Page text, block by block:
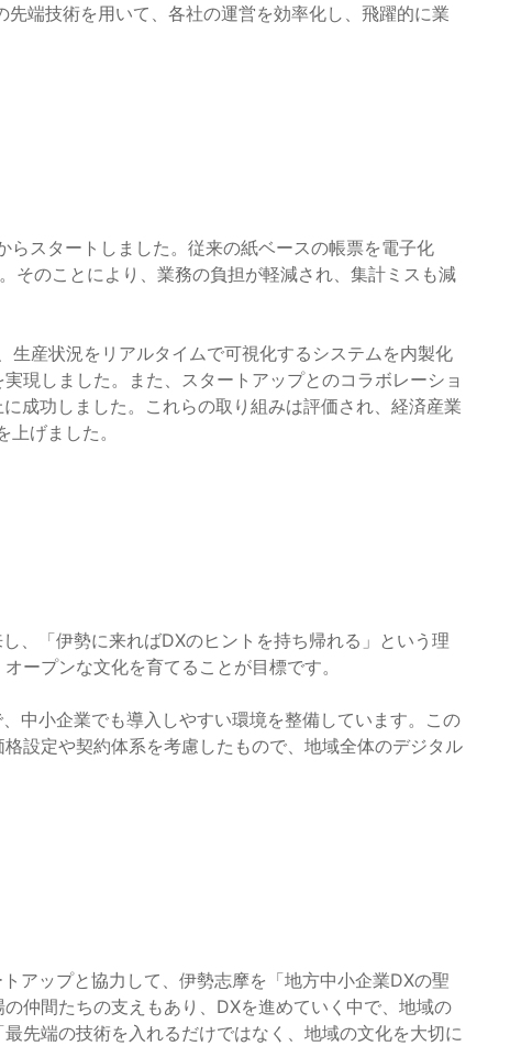
端技術を用いて、各社の運営を効率化し、飛躍的に業
スタートしました。従来の紙ベースの帳票を電子化
そのことにより、業務の負担が軽減され、集計ミスも減
生産状況をリアルタイムで可視化するシステムを内製化
現しました。また、スタートアップとのコラボレーショ
成功しました。これらの取り組みは評価され、経済産業
げました。
、「伊勢に来ればDXのヒントを持ち帰れる」という理
ープンな文化を育てることが目標です。
中小企業でも導入しやすい環境を整備しています。この
設定や契約体系を考慮したもので、地域全体のデジタル
アップと協力して、伊勢志摩を「地方中小企業DXの聖
仲間たちの支えもあり、DXを進めていく中で、地域の
先端の技術を入れるだけではなく、地域の文化を大切に